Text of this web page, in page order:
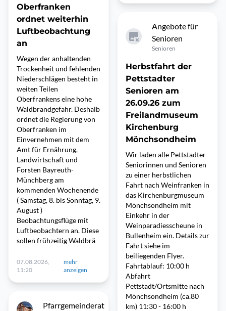
Oberfranken
ordnet weiterhin
Luftbeobachtung
an
Wegen der anhaltenden
Trockenheit und fehlenden
Niederschlägen besteht in
weiten Teilen
Oberfrankens eine hohe
Waldbrandgefahr. Deshalb
ordnet die Regierung von
Oberfranken im
Einvernehmen mit dem
Amt für Ernährung,
Landwirtschaft und
Forsten Bayreuth-
Münchberg am
kommenden Wochenende
( Samstag, 8. bis Sonntag, 9.
August )
Beobachtungsflüge mit
Luftbeobachtern an. Diese
sollen frühzeitig Waldbrä
07.08.2026,
11:20
mehr
anzeigen
Pfarrgemeinderat
Angebote für
Senioren
Senioren
Herbstfahrt der
Pettstadter
Senioren am
26.09.26 zum
Freilandmuseum
Kirchenburg
Mönchsondheim
Wir laden alle Pettstadter
Seniorinnen und Senioren
zu einer herbstlichen
Fahrt nach Weinfranken in
das Kirchenburgmuseum
Mönchsondheim mit
Einkehr in der
Weinparadiesscheune in
Bullenheim ein. Details zur
Fahrt siehe im
beiliegenden Flyer.
Fahrtablauf: 10:00 h
Abfahrt
Pettstadt/Ortsmitte nach
Mönchsondheim (ca.80
km) 11:30 - 16:00 h